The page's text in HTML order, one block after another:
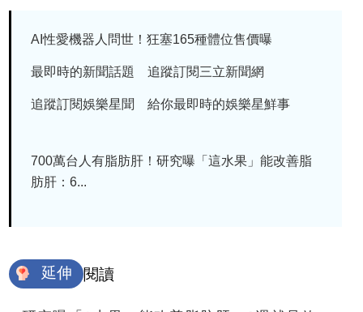
AI性愛機器人問世！狂塞165種體位售價曝
最即時的新聞話題 追蹤訂閱三立新聞網
追蹤訂閱娛樂星聞 給你最即時的娛樂星鮮事
700萬台人有脂肪肝！研究曝「這水果」能改善脂
肪肝：6...
延伸 閱讀